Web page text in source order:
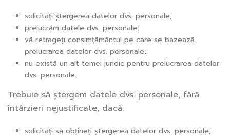
solicitați ștergerea datelor dvs. personale;
prelucrăm datele dvs. personale;
vă retrageți consimțământul pe care se bazează
prelucrarea datelor dvs. personale;
nu există un alt temei juridic pentru prelucrarea datelor
dvs. personale.
Trebuie să ștergem datele dvs. personale, fără
întârzieri nejustificate, dacă:
solicitați să obțineți ștergerea datelor dvs. personale;